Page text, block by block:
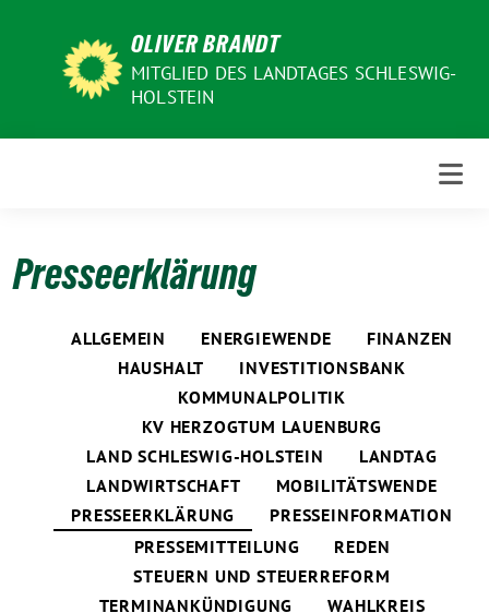
OLIVER BRANDT
MITGLIED DES LANDTAGES SCHLESWIG-
HOLSTEIN
Presseerklärung
ALLGEMEIN ENERGIEWENDE
FINANZEN
HAUSHALT
INVESTITIONSBANK
KOMMUNALPOLITIK
KV HERZOGTUM LAUENBURG
LAND SCHLESWIG-HOLSTEIN
LANDTAG
LANDWIRTSCHAFT
MOBILITÄTSWENDE
PRESSEERKLÄRUNG
PRESSEINFORMATION
PRESSEMITTEILUNG
REDEN
STEUERN UND STEUERREFORM
TERMINANKÜNDIGUNG
WAHLKREIS